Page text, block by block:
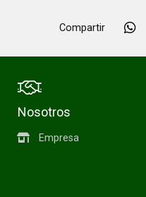
Compartir
Nosotros
Empresa